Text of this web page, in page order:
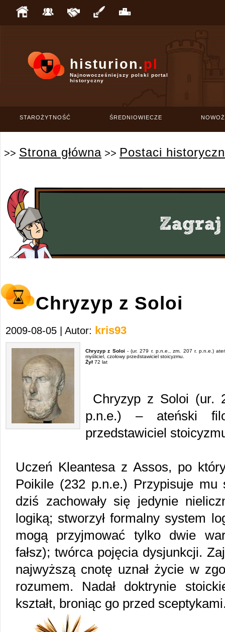
histurion.pl
Najnowocześniejszy polski portal
historyczny
STAROŻYTNOŚĆ ŚREDNIOWIECZE
>> Strona główna >> Postaci
Chryzyp z Soloi
2009-08-05 | Autor: kris93
Chryzyp z Soloi - (ur. 279 r. p.n.e., zm. 207 r. p.n.e.)
myśliciel, czołowy przedstawiciel stoicyzmu.
Żył 72 lat
Chryzyp z Soloi (ur.
p.n.e.) – ateński
przedstawiciel
Uczeń Kleantesa z Assos, po
Poikile (232 p.n.e.) Przypisuje
dziś zachowały się jedynie
logiką; stworzył formalny system
mogą przyjmować tylko dwie
fałsz); twórca pojęcia dysjunkcji.
najwyższą cnotę uznał życie w
rozumem. Nadał doktrynie
kształt, broniąc go przed